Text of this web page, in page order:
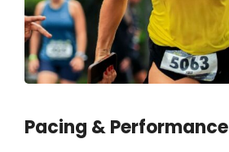
Pacing & Performance